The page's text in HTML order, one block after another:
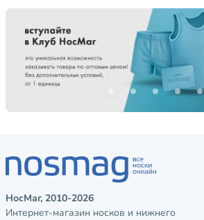
НосМаг, 2010-2026
Интернет-магазин носков и нижнего